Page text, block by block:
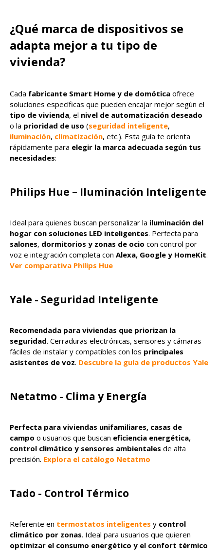
¿Qué marca de dispositivos se
adapta mejor a tu tipo de
vivienda?
Cada fabricante Smart Home y de domótica ofrece
soluciones específicas que pueden encajar mejor según el
tipo de vivienda, el nivel de automatización deseado
o la prioridad de uso (seguridad inteligente,
iluminación, climatización, etc.). Esta guía te orienta
rápidamente para elegir la marca adecuada según tus
necesidades:
Philips Hue – Iluminación Inteligente
Ideal para quienes buscan personalizar la iluminación del
hogar con soluciones LED inteligentes. Perfecta para
salones, dormitorios y zonas de ocio con control por
voz e integración completa con Alexa, Google y HomeKit.
Ver comparativa Philips Hue
Yale - Seguridad Inteligente
Recomendada para viviendas que priorizan la
seguridad. Cerraduras electrónicas, sensores y cámaras
fáciles de instalar y compatibles con los principales
asistentes de voz. Descubre la guía de productos Yale
Netatmo - Clima y Energía
Perfecta para viviendas unifamiliares, casas de
campo o usuarios que buscan eficiencia energética,
control climático y sensores ambientales de alta
precisión. Explora el catálogo Netatmo
Tado - Control Térmico
Referente en termostatos inteligentes y control
climático por zonas. Ideal para usuarios que quieren
optimizar el consumo energético y el confort térmico